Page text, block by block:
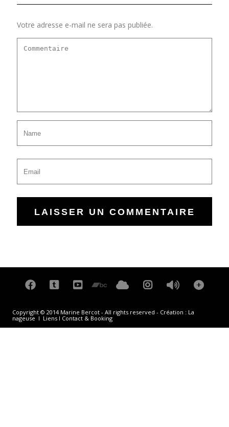
Votre adresse e-mail ne sera pas publiée.
Copyright © 2014 Marine Bercot - All rights reserved - Création : La
nageuse I Liens I Contact & Booking